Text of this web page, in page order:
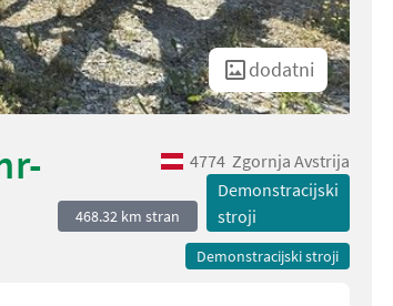
dodatni
4774 Zgornja Avstrija
468.32 km stran
Demonstracijski
stroji
Demonstracijski stroji